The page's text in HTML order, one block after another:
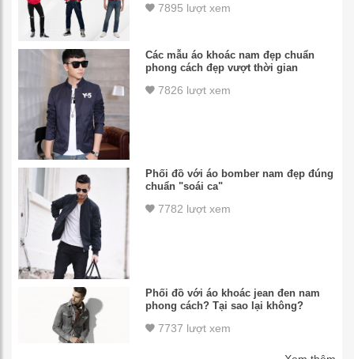
7895 lượt xem
Các mẫu áo khoác nam đẹp chuẩn
phong cách đẹp vượt thời gian
7826 lượt xem
Phối đồ với áo bomber nam đẹp đúng
chuẩn "soái ca"
7782 lượt xem
Phối đồ với áo khoác jean đen nam
phong cách? Tại sao lại không?
7737 lượt xem